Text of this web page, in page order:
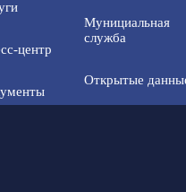
центр
Мунициальная
служба
Открытые